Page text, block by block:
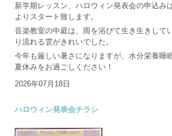
新学期レッスン、ハロウィン発表会の申込み
よりスタート致します。
音楽教室の中庭は、雨を浴びて生き生きして
り流れる雲がきれいでした。
今年も厳しい暑さになりますが、水分栄養睡
夏休みをお過ごしください！
2026年07月18日
ハロウィン発表会チラシ